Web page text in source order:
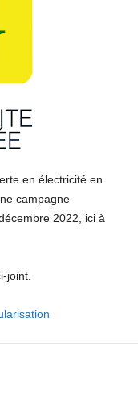
en électricité en
campagne
2022, ici à
joint.